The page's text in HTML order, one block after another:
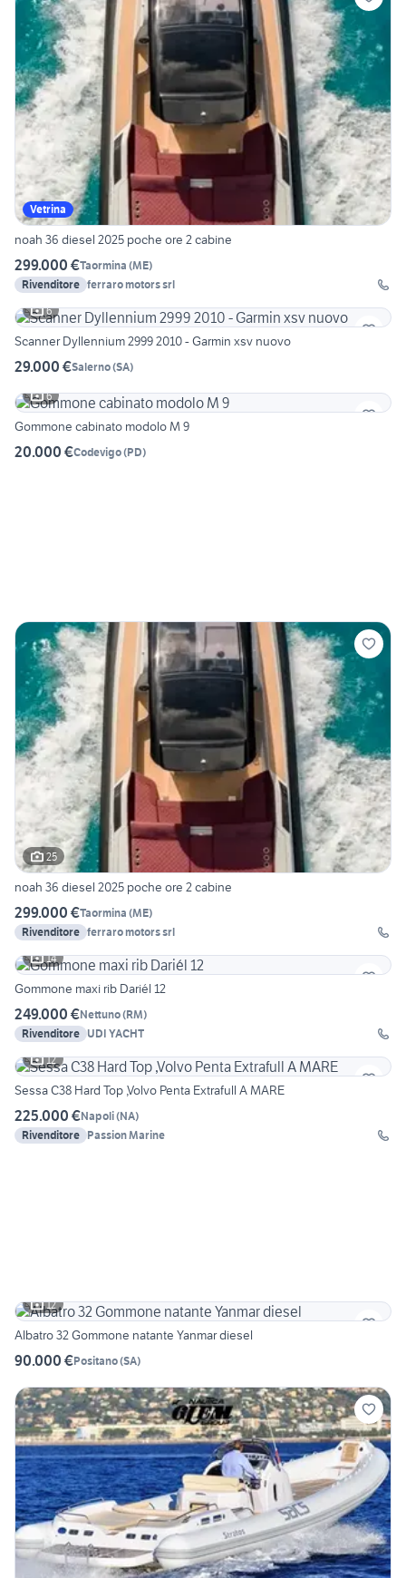
Vetrina
noah 36 diesel 2025 poche ore 2 cabine
299.000 €Taormina (ME)
Rivenditore ferraro motors srl
6
Scanner Dyllennium 2999 2010 - Garmin xsv nuovo
29.000 €Salerno(SA)
6
Gommone cabinato modolo M 9
20.000 €Codevigo(PD)
25
noah 36 diesel 2025 poche ore 2 cabine
299.000 €Taormina (ME)
Rivenditore ferraro motors srl
14
Gommone maxi rib Dariél 12
249.000 €Nettuno(RM)
Rivenditore UDI YACHT
12
Sessa C38 Hard Top ,Volvo Penta Extrafull A MARE
225.000 €Napoli(NA)
Rivenditore Passion Marine
12
Albatro 32 Gommone natante Yanmar diesel
90.000 €Positano(SA)